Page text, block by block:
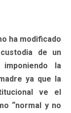
ha modificado
de un
la
ya que la
ve el
“normal y no